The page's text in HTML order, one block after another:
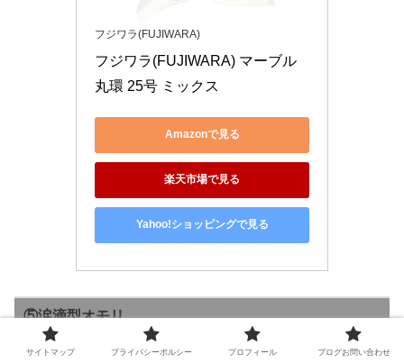
フジワラ(FUJIWARA)
フジワラ(FUJIWARA) マーブル
丸環 25号 ミックス
Amazonで見る
楽天市場で見る
Yahoo!ショッピングで見る
⑤涙滴型オモリ
サイトマップ プライバシーポルシー プロフィール ブログお問い合わせ